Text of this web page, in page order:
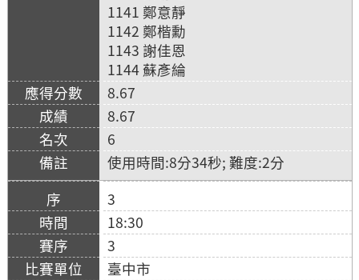
1141 鄭意靜
1142 鄭楷勳
1143 謝佳恩
1144 蘇彥綸
8.67
8.67
6
使用時間:8分34秒; 難度:2分
3
18:30
3
臺中市